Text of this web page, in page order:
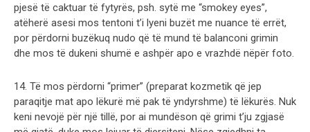
pjesë të caktuar të fytyrës, psh. sytë me “smokey eyes”,
atëherë asesi mos tentoni t’i lyeni buzët me nuance të errët,
por përdorni buzëkuq nudo që të mund të balanconi grimin
dhe mos të dukeni shumë e ashpër apo e vrazhdë nëpër foto.
14. Të mos përdorni “primer” (preparat kozmetik që jep
paraqitje mat apo lëkurë më pak të yndyrshme) të lëkurës. Nuk
keni nevojë për një tillë, por ai mundëson që grimi t’ju zgjasë